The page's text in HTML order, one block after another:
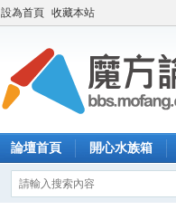
設為首頁 收藏本站
論壇首頁 開心水族箱